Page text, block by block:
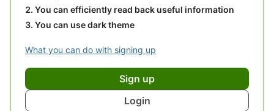
You can efficiently read back useful information
You can use dark theme
What you can do with signing up
Sign up
Login